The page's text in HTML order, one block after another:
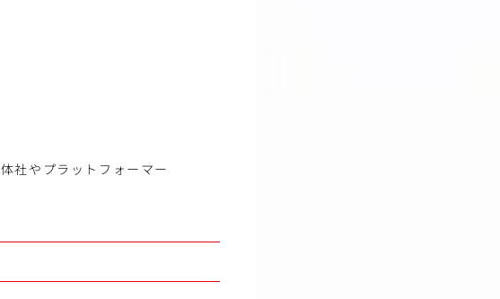
社やプラットフォーマー